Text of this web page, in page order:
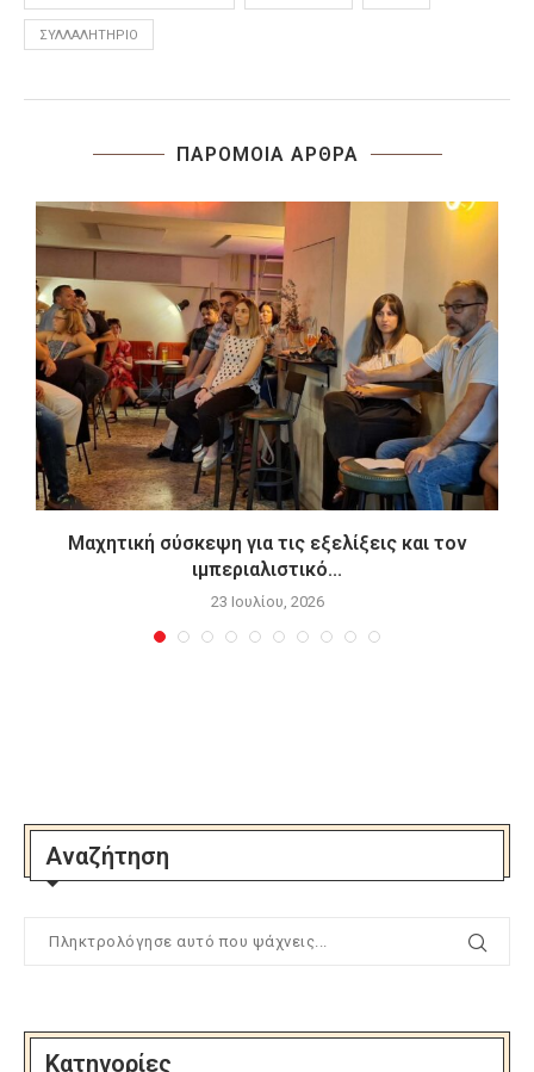
ΣΥΛΛΑΛΗΤΉΡΙΟ
ΠΑΡΟΜΟΙΑ ΑΡΘΡΑ
Μαχητική σύσκεψη για τις εξελίξεις και τον
ιμπεριαλιστικό...
23 Ιουλίου, 2026
Αναζήτηση
Κατηγορίες